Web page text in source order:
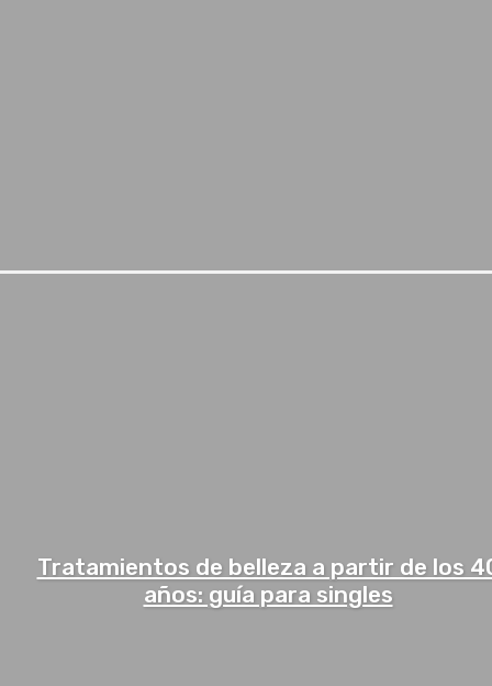
Tratamientos de belleza a partir de los
años: guía para singles